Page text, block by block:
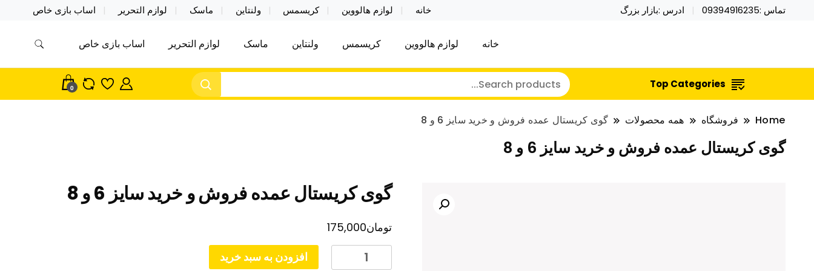
تماس :09394916235 ادرس :بازار بزرگ خانه لوازم هالووین کریسمس ولنتاین ماسک لوازم التحریر اساب بازی خاص
نایکر توی فروش عمده لوازم هالووین ولن تاین کادویی کریسمس اکسسوری ماسک
خرید محصولات خاص فیجت اسباب بازی تراول ماگ نایکر توی فروش عمده لوازم هالووین ولن تاین کادویی کریسمس اکسسوری ماسک در واردات مستقیم
خانه لوازم هالووین کریسمس ولنتاین ماسک لوازم التحریر اساب بازی خاص
Top Categories
0
Home فروشگاه همه محصولات گوی کریستال عمده فروش و خرید سایز 6 و 8
گوی کریستال عمده فروش و خرید سایز 6 و 8
گوی کریستال عمده فروش و خرید سایز 6 و 8
تومان175,000
افزودن به سبد خرید